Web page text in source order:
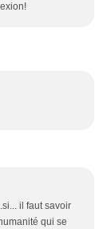
il faut savoir
qui se